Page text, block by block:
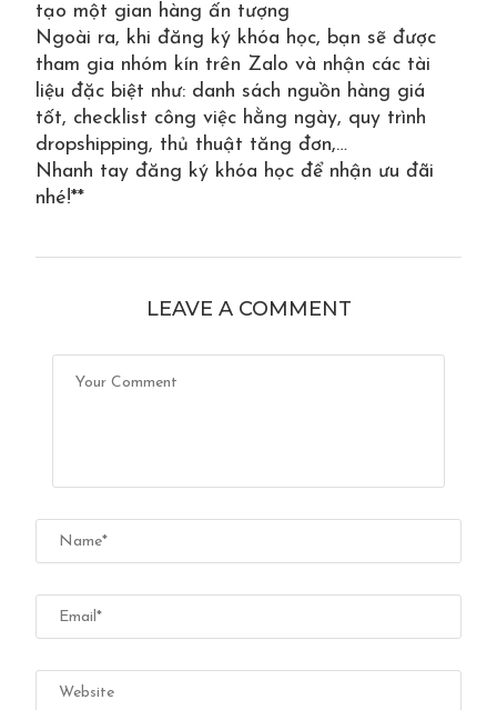
tạo một gian hàng ấn tượng
Ngoài ra, khi đăng ký khóa học, bạn sẽ được
tham gia nhóm kín trên Zalo và nhận các tài
liệu đặc biệt như: danh sách nguồn hàng giá
tốt, checklist công việc hằng ngày, quy trình
dropshipping, thủ thuật tăng đơn,…
Nhanh tay đăng ký khóa học để nhận ưu đãi
nhé!**
LEAVE A COMMENT